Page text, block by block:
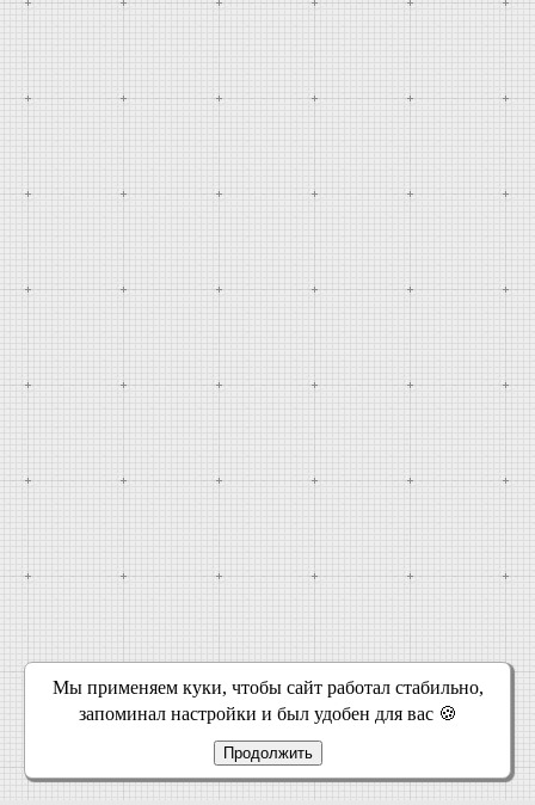
Мы применяем куки, чтобы сайт работал стабильно,
запоминал настройки и был удобен для вас 🍪
Продолжить